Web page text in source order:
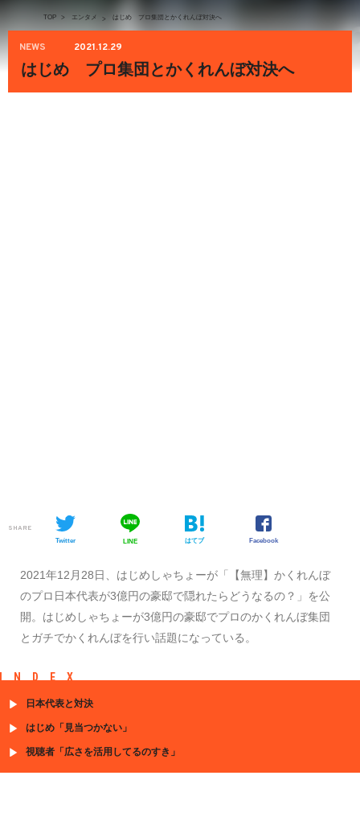
TOP > エンタメ > はじめ プロ集団とかくれんぼ対決へ
NEWS 2021.12.29
はじめ プロ集団とかくれんぼ対決へ
SHARE
Twitter LINE はてブ Facebook
2021年12月28日、はじめしゃちょーが「【無理】かくれんぼ
のプロ日本代表が3億円の豪邸で隠れたらどうなるの？」を公
開。はじめしゃちょーが3億円の豪邸でプロのかくれんぼ集団
とガチでかくれんぼを行い話題になっている。
INDEX
日本代表と対決
はじめ「見当つかない」
視聴者「広さを活用してるのすき」